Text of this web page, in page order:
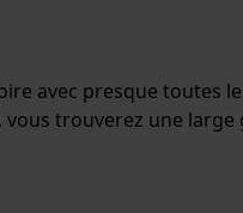
avec presque toutes
trouverez une